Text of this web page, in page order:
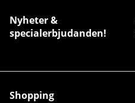
Nyheter &
specialerbjudanden!
Shopping